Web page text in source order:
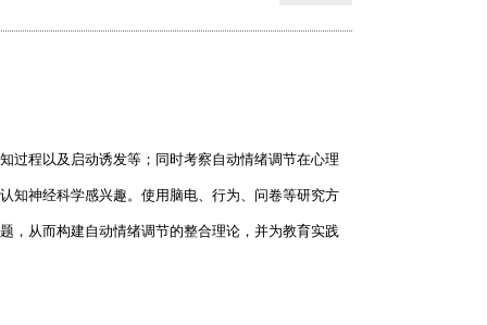
过程以及启动诱发等；同时考察自动情绪调节在心理
知神经科学感兴趣。使用脑电、行为、问卷等研究方
，从而构建自动情绪调节的整合理论，并为教育实践